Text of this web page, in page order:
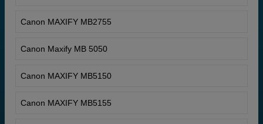
Canon MAXIFY MB2755
Canon Maxify MB 5050
Canon MAXIFY MB5150
Canon MAXIFY MB5155